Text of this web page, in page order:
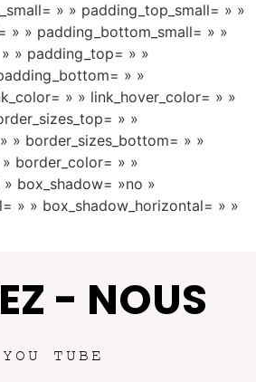
» » padding_top_small= » »
» » padding_bottom_small= » »
» padding_top= » »
» »
» » link_hover_color= » »
» »
» border_sizes_bottom= » »
border_color= » »
box_shadow= »no »
» » box_shadow_horizontal= » »
- NOUS
YOU TUBE